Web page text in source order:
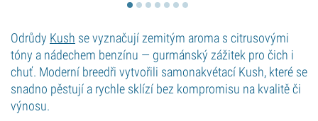
Odrůdy Kush se vyznačují zemitým aroma s citrusovými
tóny a nádechem benzínu — gurmánský zážitek pro čich i
chuť. Moderní breedři vytvořili samonakvétací Kush, které se
snadno pěstují a rychle sklízí bez kompromisu na kvalitě či
výnosu.